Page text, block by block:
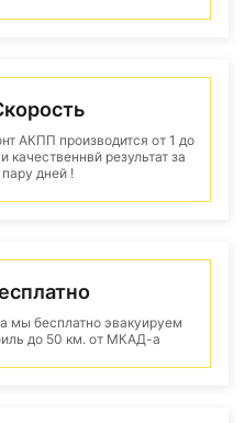
АКПП производится от 1 до
качественнвй результат за
пару дней !
мы бесплатно эвакуируем
до 50 км. от МКАД-а